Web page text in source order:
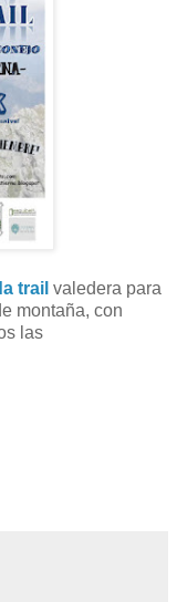
trail valedera para
montaña, con
las